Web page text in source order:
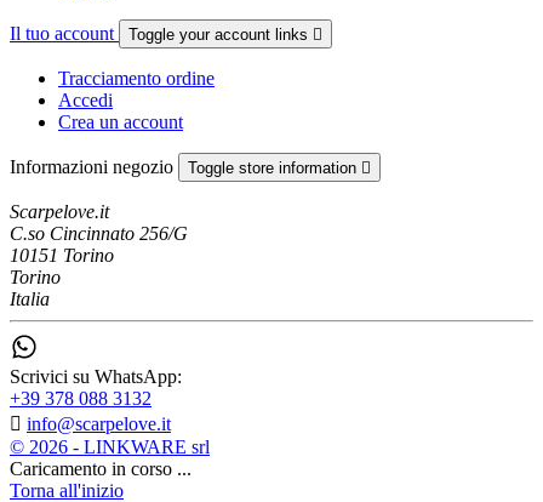
Il tuo account Toggle your account links 
Tracciamento ordine
Accedi
Crea un account
Informazioni negozio Toggle store information 
Scarpelove.it
C.so Cincinnato 256/G
10151 Torino
Torino
Italia
Scrivici su WhatsApp:
+39 378 088 3132
 info@scarpelove.it
© 2026 - LINKWARE srl
Caricamento in corso ...
Torna all'inizio